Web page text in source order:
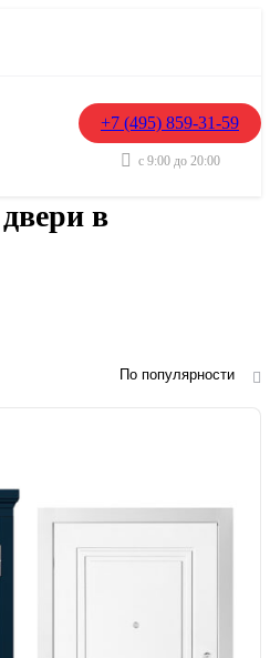
+7 (495) 859-31-59
с 9:00 до 20:00
в
По популярности